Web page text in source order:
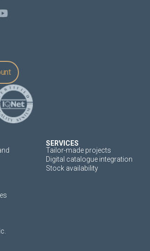
SERVICES
Tailor-made projects
Digital catalogue integration
Stock availability